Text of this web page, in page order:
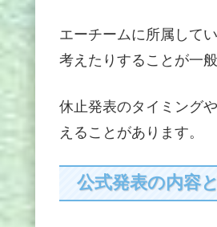
エーチームに所属して
考えたりすることが一般
休止発表のタイミング
えることがあります。
公式発表の内容